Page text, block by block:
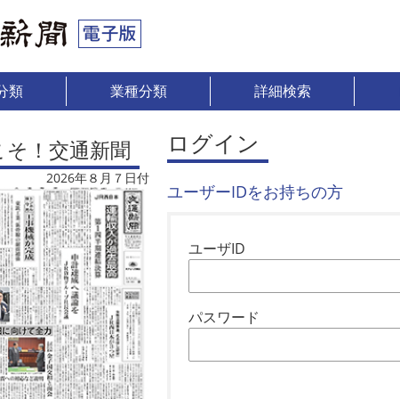
類 業種分類 詳細検索
！交通新聞
2026年８月７日付
ログイン
ユーザーIDをお持ちの方
ユーザID
パスワード